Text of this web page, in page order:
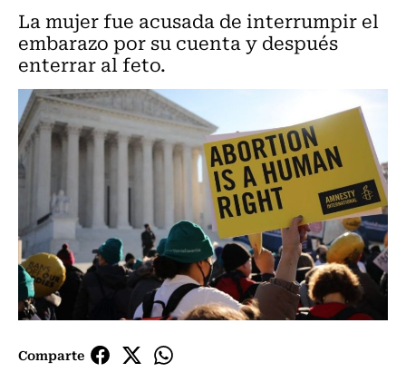
La mujer fue acusada de interrumpir el
embarazo por su cuenta y después
enterrar al feto.
Comparte